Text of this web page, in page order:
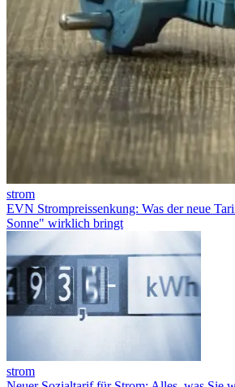
strom
EVN Strompreissenkung: Was der neue
Sonne" wirklich bringt
strom